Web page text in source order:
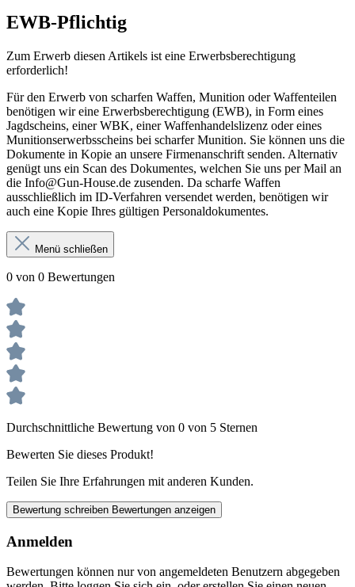
EWB-Pflichtig
Zum Erwerb diesen Artikels ist eine Erwerbsberechtigung
erforderlich!
Für den Erwerb von scharfen Waffen, Munition oder Waffenteilen
benötigen wir eine Erwerbsberechtigung (EWB), in Form eines
Jagdscheins, einer WBK, einer Waffenhandelslizenz oder eines
Munitionserwerbsscheins bei scharfer Munition. Sie können uns die
Dokumente in Kopie an unsere Firmenanschrift senden. Alternativ
genügt uns ein Scan des Dokumentes, welchen Sie uns per Mail an
die Info@Gun-House.de zusenden. Da scharfe Waffen
ausschließlich im ID-Verfahren versendet werden, benötigen wir
auch eine Kopie Ihres gültigen Personaldokumentes.
Menü schließen
0 von 0 Bewertungen
Durchschnittliche Bewertung von 0 von 5 Sternen
Bewerten Sie dieses Produkt!
Teilen Sie Ihre Erfahrungen mit anderen Kunden.
Bewertung schreiben Bewertungen anzeigen
Anmelden
Bewertungen können nur von angemeldeten Benutzern abgegeben